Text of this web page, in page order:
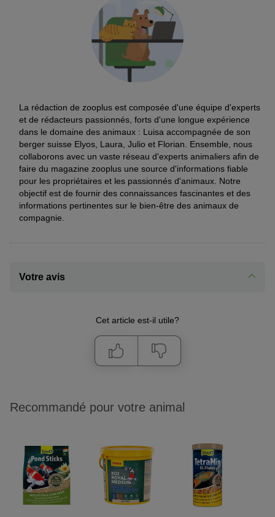
La rédaction de zooplus est composée d'une équipe d'experts
et de rédacteurs passionnés, forts d'une longue expérience
dans le domaine des animaux : Luisa accompagnée de son
berger suisse Elyos, Laura, Julio et Florian. Ensemble, nous
collaborons avec un vaste réseau d'experts animaliers afin de
faire du magazine zooplus une source d'informations fiable
pour les propriétaires et les passionnés d'animaux. Notre
objectif est de fournir des connaissances fascinantes et des
informations pertinentes sur le bien-être des animaux de
compagnie.
Votre avis
Cet article est-il utile?
Recommandé pour votre animal